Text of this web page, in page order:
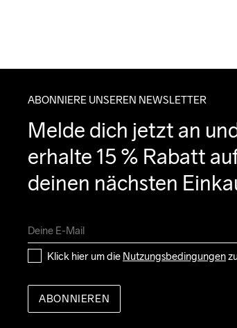
ABONNIERE UNSEREN NEWSLETTER
Melde dich jetzt an
erhalte 15 % Rabatt
deinen nächsten
Klick hier um die Nutzungsbedingungen
ABONNIEREN